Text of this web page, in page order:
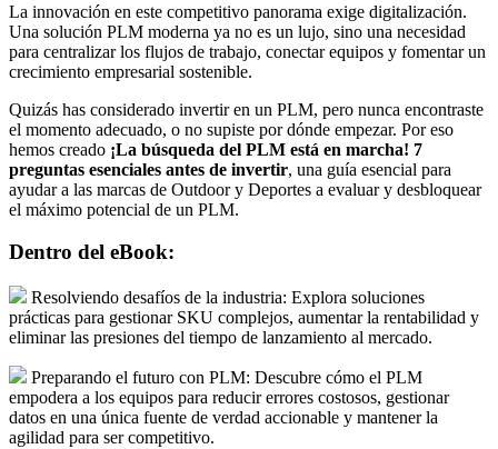
La innovación en este competitivo panorama exige digitalización.
Una solución PLM moderna ya no es un lujo, sino una necesidad
para centralizar los flujos de trabajo, conectar equipos y fomentar un
crecimiento empresarial sostenible.
Quizás has considerado invertir en un PLM, pero nunca encontraste
el momento adecuado, o no supiste por dónde empezar. Por eso
hemos creado ¡La búsqueda del PLM está en marcha! 7
preguntas esenciales antes de invertir, una guía esencial para
ayudar a las marcas de Outdoor y Deportes a evaluar y desbloquear
el máximo potencial de un PLM.
Dentro del eBook:
Resolviendo desafíos de la industria: Explora soluciones
prácticas para gestionar SKU complejos, aumentar la rentabilidad y
eliminar las presiones del tiempo de lanzamiento al mercado.
Preparando el futuro con PLM: Descubre cómo el PLM
empodera a los equipos para reducir errores costosos, gestionar
datos en una única fuente de verdad accionable y mantener la
agilidad para ser competitivo.